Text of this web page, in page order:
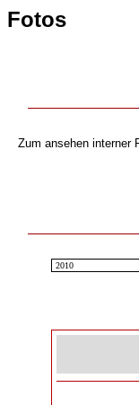
Fotos
Zum ansehen interner